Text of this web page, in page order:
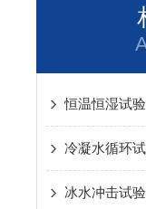
恒温恒湿试
冰水冲击试